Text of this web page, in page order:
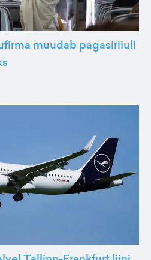
muudab pagasiriiuli